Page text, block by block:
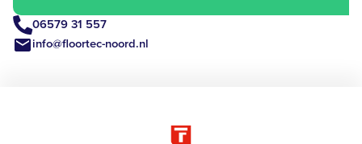
06579 31 557
info@floortec-noord.nl